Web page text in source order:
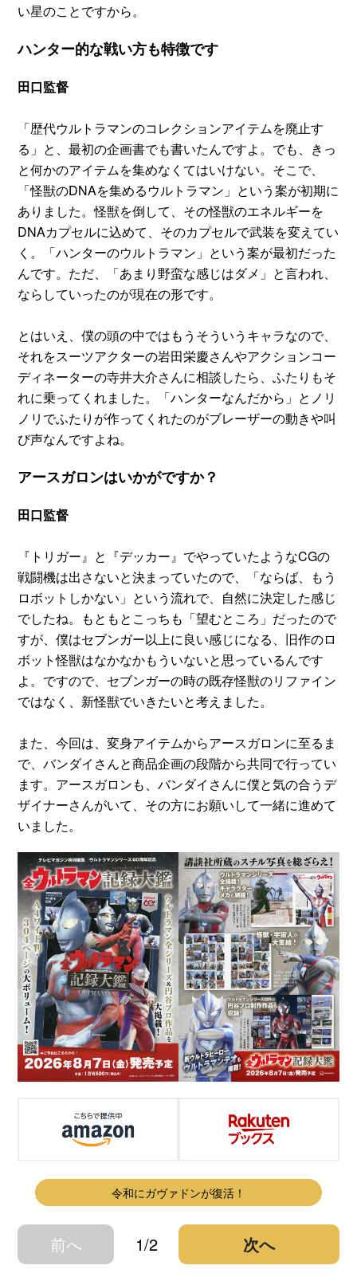
い星のことですから。
ハンター的な戦い方も特徴です
田口監督
「歴代ウルトラマンのコレクションアイテムを廃止す
る」と、最初の企画書でも書いたんですよ。でも、きっ
と何かのアイテムを集めなくてはいけない。そこで、
「怪獣のDNAを集めるウルトラマン」という案が初期に
ありました。怪獣を倒して、その怪獣のエネルギーを
DNAカプセルに込めて、そのカプセルで武装を変えてい
く。「ハンターのウルトラマン」という案が最初だった
んです。ただ、「あまり野蛮な感じはダメ」と言われ、
ならしていったのが現在の形です。
とはいえ、僕の頭の中ではもうそういうキャラなので、
それをスーツアクターの岩田栄慶さんやアクションコー
ディネーターの寺井大介さんに相談したら、ふたりもそ
れに乗ってくれました。「ハンターなんだから」とノリ
ノリでふたりが作ってくれたのがブレーザーの動きや叫
び声なんですよね。
アースガロンはいかがですか？
田口監督
『トリガー』と『デッカー』でやっていたようなCGの
戦闘機は出さないと決まっていたので、「ならば、もう
ロボットしかない」という流れで、自然に決定した感じ
でしたね。もともとこっちも「望むところ」だったので
すが、僕はセブンガー以上に良い感じになる、旧作のロ
ボット怪獣はなかなかもういないと思っているんです
よ。ですので、セブンガーの時の既存怪獣のリファイン
ではなく、新怪獣でいきたいと考えました。
また、今回は、変身アイテムからアースガロンに至るま
で、バンダイさんと商品企画の段階から共同で行ってい
ます。アースガロンも、バンダイさんに僕と気の合うデ
ザイナーさんがいて、その方にお願いして一緒に進めて
いました。
令和にガヴァドンが復活！
前へ 1/2 次へ